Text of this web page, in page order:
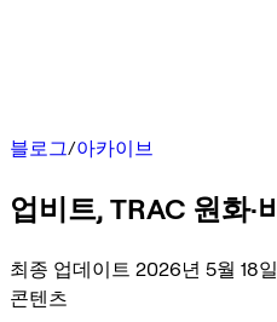
블로그/아카이브
업비트, TRAC 원화·
최종 업데이트 2026년 5월 18일
콘텐츠